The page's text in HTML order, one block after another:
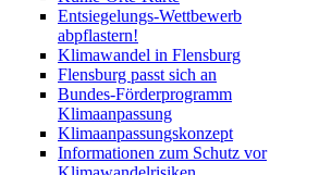
Entsiegelungs-Wettbewerb
abpflastern!
Klimawandel in Flensburg
Flensburg passt sich an
Bundes-Förderprogramm
Klimaanpassung
Klimaanpassungskonzept
Informationen zum Schutz vor